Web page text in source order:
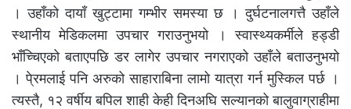
। उहाँको दायाँ खुट्टामा गम्भीर समस्या छ । दुर्घटनालगत्तै उहाँले
स्थानीय मेडिकलमा उपचार गराउनुभयो । स्वास्थ्यकर्मीले हड्डी
भाँच्चिएको बताएपछि डर लागेर उपचार नगराएको उहाँले बताउनुभयो
। पे्रमलाई पनि अरुको साहाराबिना लामो यात्रा गर्न मुस्किल पर्छ ।
त्यस्तै, १२ वर्षीय बपिल शाही केही दिनअघि सल्यानको बालुवाग्राहीमा